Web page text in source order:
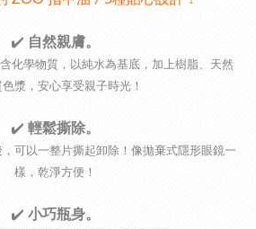
✔️ 自然親膚。
化學物質，以純水為基底，加上樹脂、天然
漿，安心享受親子時光！
✔️ 輕鬆撕除。
可以一整片撕起卸除！像拋棄式隱形眼鏡一
樣，乾淨方便！
✔️ 小巧瓶身。